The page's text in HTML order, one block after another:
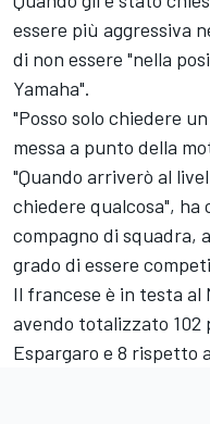
essere più aggressiva
di non essere "nella
Yamaha".
"Posso solo chiedere
messa a punto della
"Quando arriverò al
chiedere qualcosa",
compagno di squadra,
grado di essere
Il francese è in testa al
avendo totalizzato
Espargaro e 8 rispetto